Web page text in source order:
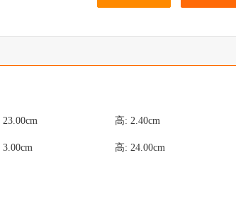
23.00cm 高: 2.40cm
3.00cm 高: 24.00cm